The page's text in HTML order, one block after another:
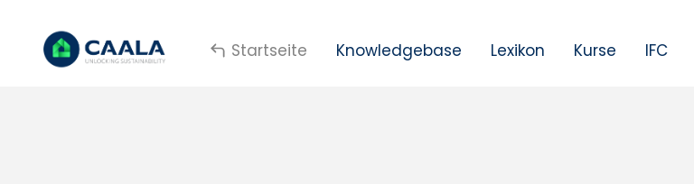
Startseite Knowledgebase Lexikon Kurse IFC